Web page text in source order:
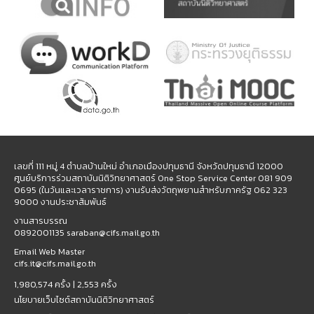
เลขที่ 111 หมู่ 4 ตำบลบ้านใหม่ อำเภอเมืองปทุมธานี จังหวัดปทุมธานี 12000
ศูนย์บริการร่วมสถาบันนิติวิทยาศาสตร์ One Stop Service Center 081 909
0695 (ในวันและเวลาราชการ) งานรับส่งวัตถุพยานสำหรับภาครัฐ 062 323
9000 งานประชาสัมพันธ์
งานสารบรรณ
0892001135 saraban@cifs.mail.go.th
Email Web Master
cifs.it@cifs.mail.go.th
1,980,574 ครั้ง | 2,553 ครั้ง
นโยบายเว็บไซต์สถาบันนิติวิทยาศาสตร์